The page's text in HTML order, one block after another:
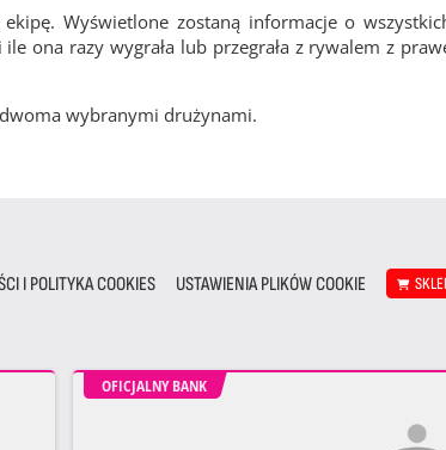
Wyświetlone zostaną informacje o
ona razy wygrała lub przegrała z rywalem z
wybranymi drużynami.
I POLITYKA COOKIES USTAWIENIA PLIKÓW COOKIE
OFICJALNY BANK